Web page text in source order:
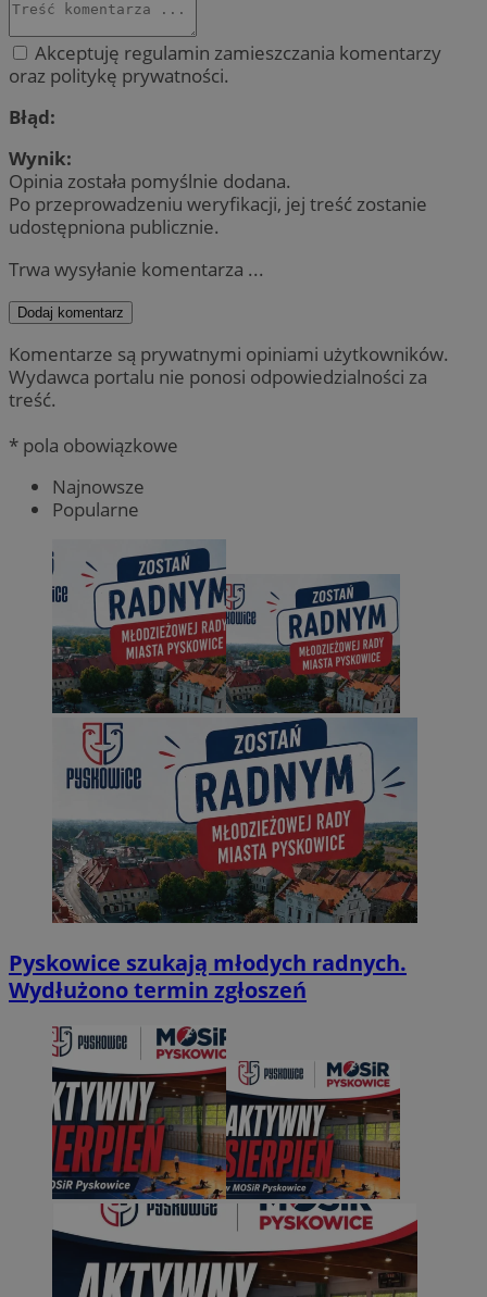
Akceptuję regulamin zamieszczania komentarzy
oraz politykę prywatności.
Błąd:
Wynik:
Opinia została pomyślnie dodana.
Po przeprowadzeniu weryfikacji, jej treść zostanie
udostępniona publicznie.
Trwa wysyłanie komentarza ...
Dodaj komentarz
Komentarze są prywatnymi opiniami użytkowników.
Wydawca portalu nie ponosi odpowiedzialności za
treść.
* pola obowiązkowe
Najnowsze
Popularne
Pyskowice szukają młodych radnych.
Wydłużono termin zgłoszeń